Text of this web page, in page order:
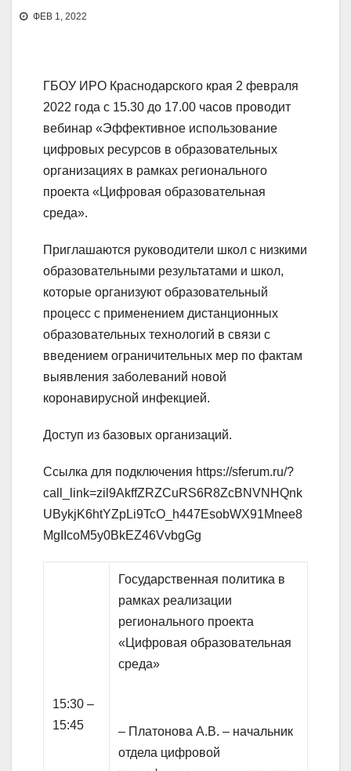
ФЕВ 1, 2022
ГБОУ ИРО Краснодарского края 2 февраля
2022 года с 15.30 до 17.00 часов проводит
вебинар «Эффективное использование
цифровых ресурсов в образовательных
организациях в рамках регионального
проекта «Цифровая образовательная
среда».
Приглашаются руководители школ с низкими
образовательными результатами и школ,
которые организуют образовательный
процесс с применением дистанционных
образовательных технологий в связи с
введением ограничительных мер по фактам
выявления заболеваний новой
коронавирусной инфекцией.
Доступ из базовых организаций.
Ссылка для подключения https://sferum.ru/?
call_link=zil9AkffZRZCuRS6R8ZcBNVNHQnk
UBykjK6htYZpLi9TcO_h447EsobWX91Mnee8
MgIIcoM5y0BkEZ46VvbgGg
15:30 –
15:45
Государственная политика в
рамках реализации
регионального проекта
«Цифровая образовательная
среда»
– Платонова А.В. – начальник
отдела цифровой